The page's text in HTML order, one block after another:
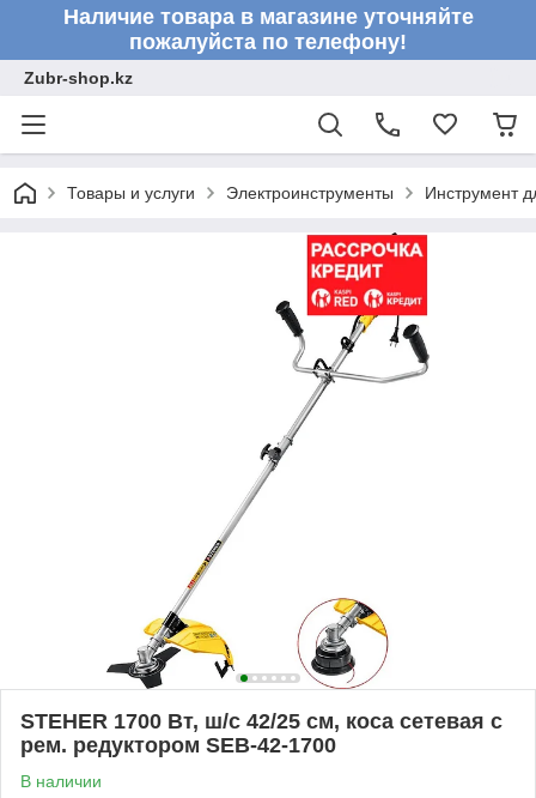
Наличие товара в магазине уточняйте
пожалуйста по телефону!
Zubr-shop.kz
Товары и услуги Электроинструменты Инструмент
STEHER 1700 Вт, ш/с 42/25 см, коса сетевая с
рем. редуктором SEB-42-1700
В наличии